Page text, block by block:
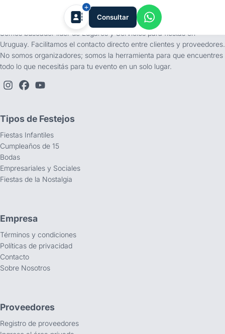
Consultar
tufiesta.com.uy
Somos buscador líder de Lugares y Servicios para fiestas en
Uruguay. Facilitamos el contacto directo entre clientes y proveedores.
No somos organizadores; somos la herramienta para que encuentres
todo lo que necesitás para tu evento en un solo lugar.
Tipos de Festejos
Fiestas Infantiles
Cumpleaños de 15
Bodas
Empresariales y Sociales
Fiestas de la Nostalgia
Empresa
Términos y condiciones
Políticas de privacidad
Contacto
Sobre Nosotros
Proveedores
Registro de proveedores